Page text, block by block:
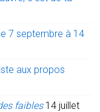
7 septembre à 14
aux propos
faibles 14 juillet